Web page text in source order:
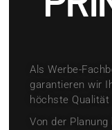
Als Werbe-
garantieren wir
höchste Qualität
Von der